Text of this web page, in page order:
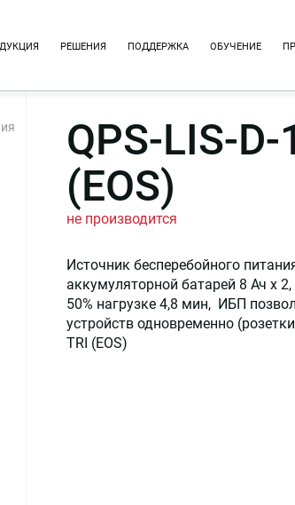
РЕШЕНИЯ ПОДДЕРЖКА ОБУЧЕНИЕ
QPS-LIS-
(EOS)
не производится
Источник бесперебойного
аккумуляторной батарей 8 Ач х
50% нагрузке 4,8 мин, ИБП
устройств одновременно
TRI (EOS)